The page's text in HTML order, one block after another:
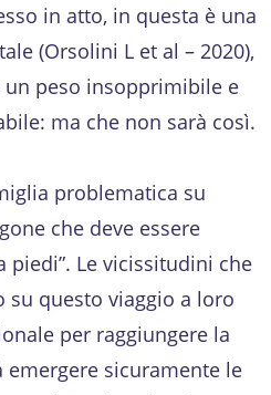
in atto, in questa è una
(Orsolini L et al – 2020),
peso insopprimibile e
ma che non sarà così.
problematica su
che deve essere
piedi”. Le vicissitudini che
questo viaggio a loro
per raggiungere la
emergere sicuramente le